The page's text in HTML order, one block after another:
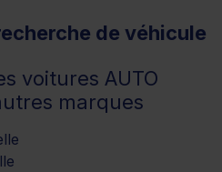
de véhicule
voitures AUTO
marques